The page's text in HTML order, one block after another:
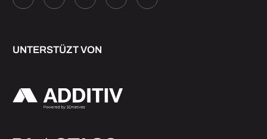
UNTERSTÜZT VON